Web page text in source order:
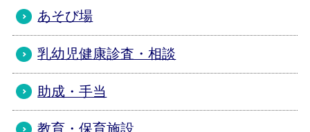
あそび場
乳幼児健康診査・相談
助成・手当
教育・保育施設